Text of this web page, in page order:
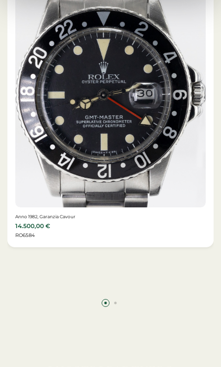
Anno 1982, Garanzia Cavour
14.500,00 €
RO6584